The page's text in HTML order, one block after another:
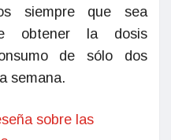
siempre que sea
obtener la dosis
de sólo dos
semana.
sobre las